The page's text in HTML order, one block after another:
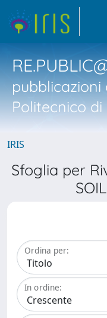
pubblicazioni
Politecnico di
IRIS
Sfoglia per
Ordina per:
In ordine: